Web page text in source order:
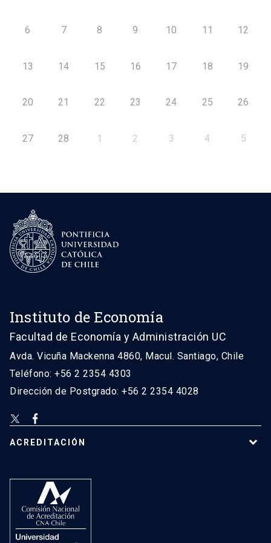
6 7 8 9 10 11 12
13 14 15 16 17 18 19
20 21 22 23 24 25 26
27 28 1 2 3 4 5
Instituto de Economía
Facultad de Economía y Administración UC
Avda. Vicuña Mackenna 4860, Macul. Santiago, Chile
Teléfono: +56 2 2354 4303
Dirección de Postgrado: +56 2 2354 4028
ACREDITACIÓN